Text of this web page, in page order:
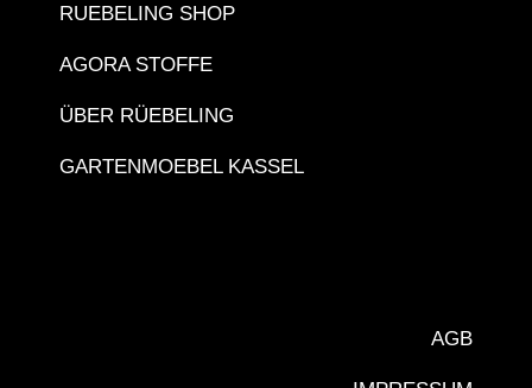
RUEBELING SHOP
AGORA STOFFE
ÜBER RÜEBELING
GARTENMOEBEL KASSEL
AGB